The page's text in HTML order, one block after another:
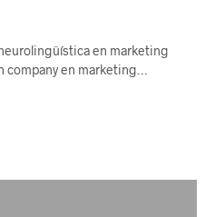
en marketing
en marketing…